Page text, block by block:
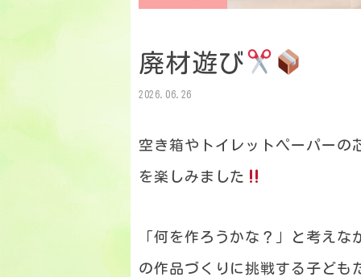
廃材遊び
2026.06.26
空き箱やトイレットペーパーの
を楽しみました
「何を作ろうかな？」と考え
の作品づくりに挑戦する子ども